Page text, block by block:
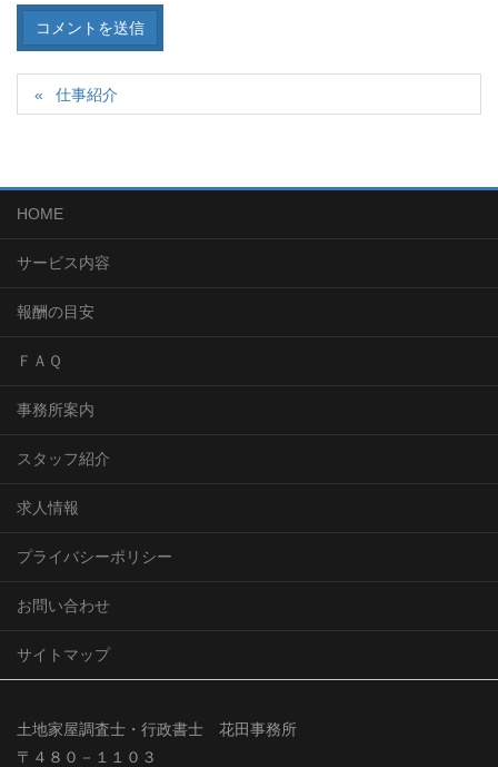
仕事紹介
HOME
サービス内容
報酬の目安
ＦＡＱ
事務所案内
スタッフ紹介
求人情報
プライバシーポリシー
お問い合わせ
サイトマップ
土地家屋調査士・行政書士 花田事務所
〒４８０－１１０３